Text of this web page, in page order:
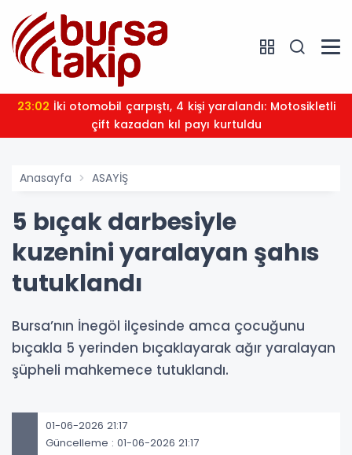
23:02
çift kazadan kıl payı kurtuldu
Anasayfa ASAYİŞ
5 bıçak darbesiyle
kuzenini yaralayan şahıs
tutuklandı
Bursa’nın İnegöl ilçesinde amca çocuğunu
bıçakla 5 yerinden bıçaklayarak ağır yaralayan
şüpheli mahkemece tutuklandı.
01-06-2026 21:17
Güncelleme : 01-06-2026 21:17